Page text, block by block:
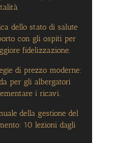
dello stato di salute
con gli ospiti per
fidelizzazione.
di prezzo moderne:
per gli albergatori
i ricavi.
della gestione del
10 lezioni dagli